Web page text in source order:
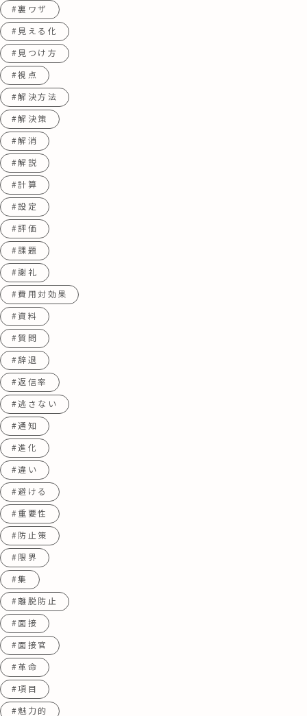
#裏ワザ
#見える化
#見つけ方
#視点
#解決方法
#解決策
#解消
#解説
#計算
#設定
#評価
#課題
#謝礼
#費用対効果
#資料
#質問
#辞退
#返信率
#逃さない
#通知
#進化
#違い
#避ける
#重要性
#防止策
#限界
#集
#離脱防止
#面接
#面接官
#革命
#項目
#魅力的